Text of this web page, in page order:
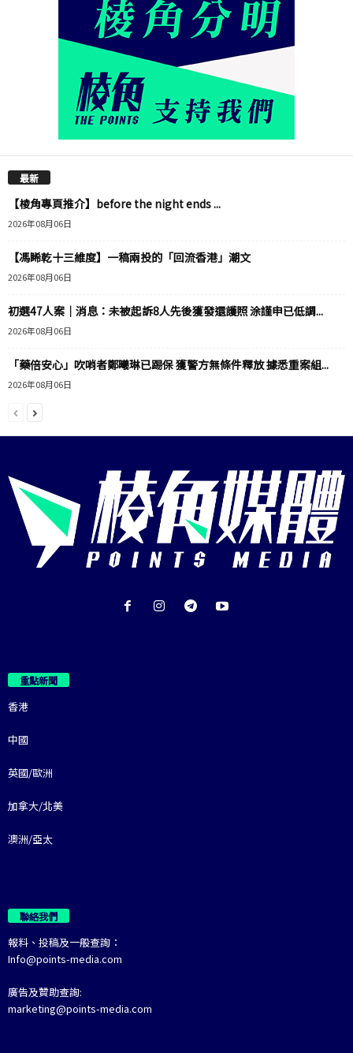
最新
【棱角專頁推介】before the night ends ...
2026年08月06日
【馮睎乾十三維度】一稿兩投的「回流香港」潮文
2026年08月06日
初選47人案｜消息：未被起訴8人先後獲發還護照 涂謹申已低調...
2026年08月06日
「藥倍安心」吹哨者鄭曦琳已踢保 獲警方無條件釋放 據悉重案組...
2026年08月06日
重點新聞
香港
中國
英國/歐洲
加拿大/北美
澳洲/亞太
聯絡我們
報料、投稿及一般查詢：
Info@points-media.com
廣告及贊助查詢:
marketing@points-media.com